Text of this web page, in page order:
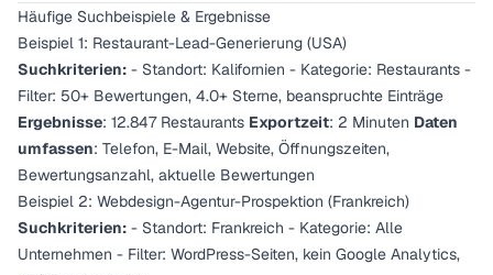
Häufige Suchbeispiele & Ergebnisse
Beispiel 1: Restaurant-Lead-Generierung (USA)
Suchkriterien: - Standort: Kalifornien - Kategorie: Restaurants -
Filter: 50+ Bewertungen, 4.0+ Sterne, beanspruchte Einträge
Ergebnisse: 12.847 Restaurants Exportzeit: 2 Minuten Daten
umfassen: Telefon, E-Mail, Website, Öffnungszeiten,
Bewertungsanzahl, aktuelle Bewertungen
Beispiel 2: Webdesign-Agentur-Prospektion (Frankreich)
Suchkriterien: - Standort: Frankreich - Kategorie: Alle
Unternehmen - Filter: WordPress-Seiten, kein Google Analytics,